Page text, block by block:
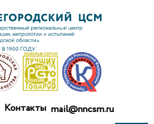
Контакты mail@nncsm.ru